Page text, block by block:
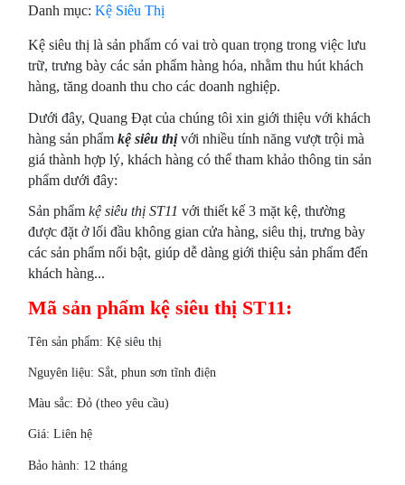
Danh mục:Kệ Siêu Thị
Kệ siêu thị là sản phẩm có vai trò quan trọng trong việc lưu
trữ, trưng bày các sản phẩm hàng hóa, nhằm thu hút khách
hàng, tăng doanh thu cho các doanh nghiệp.
Dưới đây, Quang Đạt của chúng tôi xin giới thiệu với khách
hàng sản phẩmkệ siêu thịvới nhiều tính năng vượt trội mà
giá thành hợp lý, khách hàng có thể tham khảo thông tin sản
phẩm dưới đây:
Sản phẩm kệ siêu thị ST11 với thiết kế 3 mặt kệ, thường
được đặt ở lối đầu không gian cửa hàng, siêu thị, trưng bày
các sản phẩm nổi bật, giúp dễ dàng giới thiệu sản phẩm đến
khách hàng...
Mã sản phẩm kệ siêu thị ST11:
Tên sản phẩm: Kệ siêu thị
Nguyên liệu: Sắt, phun sơn tĩnh điện
Màu sắc: Đỏ (theo yêu cầu)
Giá: Liên hệ
Bảo hành: 12 tháng